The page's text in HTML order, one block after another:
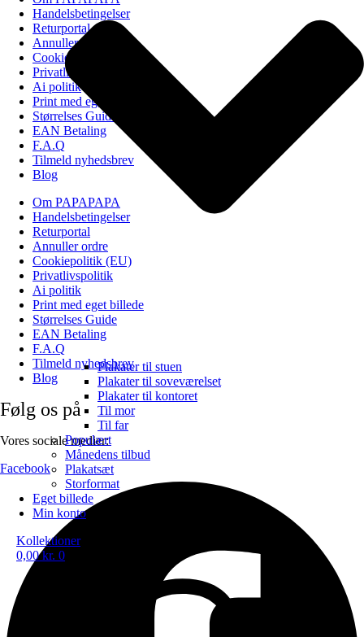
Plakater til stuen
Plakater til soveværelset
Plakater til kontoret
Til mor
Til far
Populært
Månedens tilbud
Plakatsæt
Storformat
Eget billede
Min konto
Kollektioner
0,00kr. 0
Handelsbetingelser
Returportal
Annuller ordre
Cookiepolitik (EU)
Privatlivspolitik
Ai politik
Print med eget billede
Størrelses Guide
EAN Betaling
F.A.Q
Tilmeld nyhedsbrev
Blog
Om PAPAPAPA
Handelsbetingelser
Returportal
Annuller ordre
Cookiepolitik (EU)
Privatlivspolitik
Ai politik
Print med eget billede
Størrelses Guide
EAN Betaling
F.A.Q
Tilmeld nyhedsbrev
Blog
Følg os på
Vores sociale medier:
Facebook